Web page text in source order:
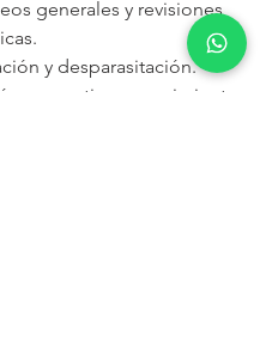
generales y revisiones
y desparasitación.
preventiva y seguimiento